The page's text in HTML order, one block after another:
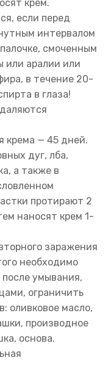
крем.
если перед
интервалом
смоченным
или аралии или
в течение 20-
в глаза!
крема — 45 дней.
дуг, лба,
а также в
протирают 2
наносят крем 1-
заражения
необходимо
умывания,
ограничить
оливковое масло,
производное
основа.